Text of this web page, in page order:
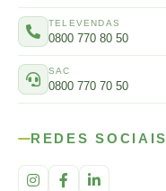
TELEVENDAS
0800 770 80 50
SAC
0800 770 70 50
REDES SOCIAIS